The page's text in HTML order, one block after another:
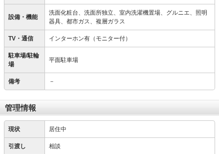
設備・機能
洗面化粧台、洗面所独立、室内洗濯機置場、グルニエ、照明
器具、都市ガス、複層ガラス
TV・通信 インターホン有（モニター付）
駐車場/駐輪
場
平面駐車場
備考 －
管理情報
現状 居住中
引渡し 相談